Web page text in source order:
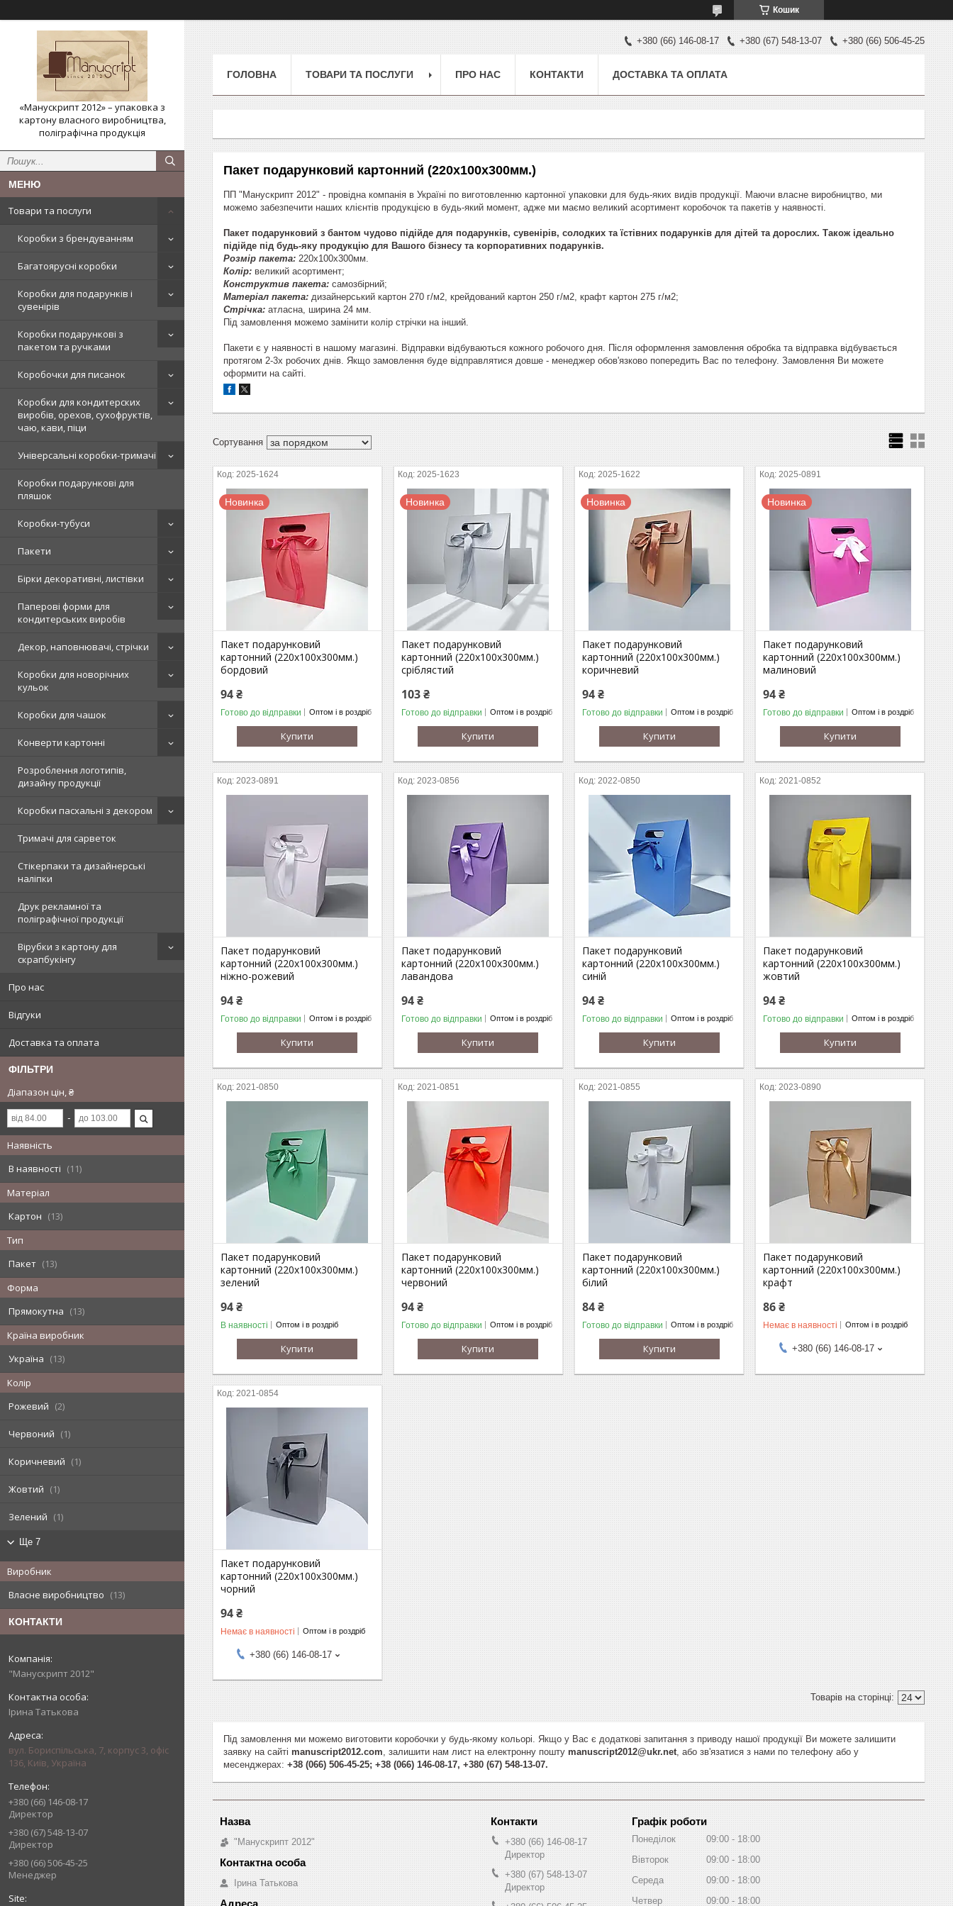
Кошик
«Манускрипт 2012» – упаковка з
картону власного виробництва,
поліграфічна продукція
Товари та послуги
Коробки з брендуванням
Багатоярусні коробки
Коробки для подарунків і
сувенірів
Коробки подарункові з
пакетом та ручками
Коробочки для писанок
Коробки для кондитерских
виробів, орехов, сухофруктів,
чаю, кави, піци
Універсальні коробки-тримачі
Коробки подарункові для
пляшок
Коробки-тубуси
Пакети
Бірки декоративні, листівки
Паперові форми для
кондитерських виробів
Декор, наповнювачі, стрічки
Коробки для новорічних
кульок
Коробки для чашок
Конверти картонні
Розроблення логотипів,
дизайну продукції
Коробки пасхальні з декором
Тримачі для сарветок
Стікерпаки та дизайнерські
наліпки
Друк рекламної та
поліграфічної продукції
Вірубки з картону для
скрапбукінгу
Про нас
Відгуки
Доставка та оплата
ФІЛЬТРИ
Діапазон цін, ₴
Наявність
В наявності
11
Матеріал
Картон
13
Тип
Пакет
13
Форма
Прямокутна
13
Країна виробник
Україна
13
Колір
Рожевий
2
Червоний 1
Коричневий 1
Жовтий 1
Зелений 1
Ще 7
Виробник
Власне виробництво
13
КОНТАКТИ
"Манускрипт 2012"
Ірина Татькова
вул. Бориспільська, 7, корпус 3, офіс
136, Київ, Україна
+380 (66) 146-08-17
Директор
+380 (67) 548-13-07
Директор
+380 (66) 506-45-25
Менеджер
+380 (66) 146-08-17 +380 (67) 548-13-07 +380 (66) 506-45-25
ГОЛОВНА ТОВАРИ ТА ПОСЛУГИ ПРО НАС КОНТАКТИ ДОСТАВКА ТА ОПЛАТА
Пакет подарунковий картонний (220х100х300мм.)
ПП "Манускрипт 2012" - провідна компанія в Україні по виготовленню картонної упаковки для будь-яких видів продукції. Маючи власне виробництво, ми
можемо забезпечити наших клієнтів продукцією в будь-який момент, адже ми маємо великий асортимент коробочок та пакетів у наявності.
Пакет подарунковий з бантом чудово підійде для подарунків, сувенірів, солодких та їстівних подарунків для дітей та дорослих. Також ідеально
підійде під будь-яку продукцію для Вашого бізнесу та корпоративних подарунків.
Розмір пакета: 220х100х300мм.
Колір: великий асортимент;
Конструктив пакета: самозбірний;
Матеріал пакета: дизайнерський картон 270 г/м2, крейдований картон 250 г/м2, крафт картон 275 г/м2;
Стрічка: атласна, ширина 24 мм.
Під замовлення можемо замінити колір стрічки на інший.
Пакети є у наявності в нашому магазині. Відправки відбуваються кожного робочого дня. Після оформлення замовлення обробка та відправка відбувається
протягом 2-3х робочих днів. Якщо замовлення буде відправлятися довше - менеджер обов'язково попередить Вас по телефону. Замовлення Ви можете
оформити на сайті.
2025-1624
Новинка
Пакет подарунковий
картонний (220х100х300мм.)
бордовий
94 ₴
Готово до відправки Оптом і в роздріб
Купити
2025-1623
Новинка
Пакет подарунковий
картонний (220х100х300мм.)
сріблястий
103 ₴
Готово до відправки Оптом і в роздріб
Купити
2025-1622
Новинка
Пакет подарунковий
картонний (220х100х300мм.)
коричневий
94 ₴
Готово до відправки Оптом і в роздріб
Купити
2025-0891
Новинка
Пакет подарунковий
картонний (220х100х300мм.)
малиновий
94 ₴
Готово до відправки Оптом і в роздріб
Купити
2023-0891
Пакет подарунковий
картонний (220х100х300мм.)
ніжно-рожевий
94 ₴
Готово до відправки Оптом і в роздріб
Купити
2023-0856
Пакет подарунковий
картонний (220х100х300мм.)
лавандова
94 ₴
Готово до відправки Оптом і в роздріб
Купити
2022-0850
Пакет подарунковий
картонний (220х100х300мм.)
синій
94 ₴
Готово до відправки Оптом і в роздріб
Купити
2021-0852
Пакет подарунковий
картонний (220х100х300мм.)
жовтий
94 ₴
Готово до відправки Оптом і в роздріб
Купити
2021-0850
Пакет подарунковий
картонний (220х100х300мм.)
зелений
94 ₴
В наявності Оптом і в роздріб
Купити
2021-0851
Пакет подарунковий
картонний (220х100х300мм.)
червоний
94 ₴
Готово до відправки Оптом і в роздріб
Купити
2021-0855
Пакет подарунковий
картонний (220х100х300мм.)
білий
84 ₴
Готово до відправки Оптом і в роздріб
Купити
2023-0890
Пакет подарунковий
картонний (220х100х300мм.)
крафт
86 ₴
Немає в наявності Оптом і в роздріб
+380 (66) 146-08-17
2021-0854
Пакет подарунковий
картонний (220х100х300мм.)
чорний
94 ₴
Немає в наявності Оптом і в роздріб
+380 (66) 146-08-17
Під замовлення ми можемо виготовити коробочки у будь-якому кольорі. Якщо у Вас є додаткові запитання з приводу нашої продукції Ви можете залишити
заявку на сайті manuscript2012.com , залишити нам лист на електронну пошту manuscript2012@ukr.net , або зв'язатися з нами по телефону або у
месенджерах: +38 (066) 506-45-25; +38 (066) 146-08-17, +380 (67) 548-13-07.
"Манускрипт 2012"
Ірина Татькова
+380 (66) 146-08-17
Директор
+380 (67) 548-13-07
Директор
Графік роботи
Понеділок 09:00
18:00
Вівторок
09:00
18:00
Середа
09:00
18:00
Четвер
09:00 18:00